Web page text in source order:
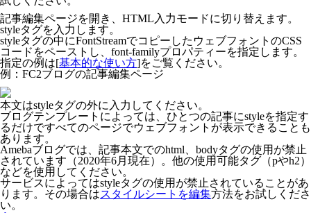
記事編集ページを開き、HTML入力モードに切り替えます。
styleタグを入力します。
styleタグの中にFontStreamでコピーしたウェブフォントのCSS
コードをペーストし、font-familyプロパティーを指定します。
指定の例は[基本的な使い方]をご覧ください。
例：FC2ブログの記事編集ページ
本文はstyleタグの外に入力してください。
ブログテンプレートによっては、ひとつの記事にstyleを指定す
るだけですべてのページでウェブフォントが表示できることも
あります。
Amebaブログでは、記事本文でのhtml、bodyタグの使用が禁止
されています（2020年6月現在）。他の使用可能タグ（pやh2）
などを使用してください。
サービスによってはstyleタグの使用が禁止されていることがあ
ります。その場合はスタイルシートを編集方法をお試しくださ
い。